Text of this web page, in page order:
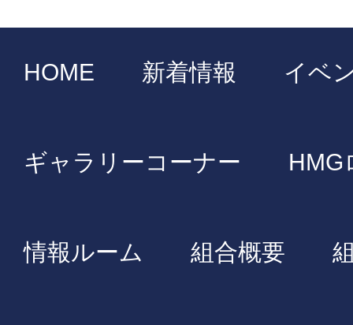
HOME 新着情報 イベ
ギャラリーコーナー HMG
情報ルーム 組合概要